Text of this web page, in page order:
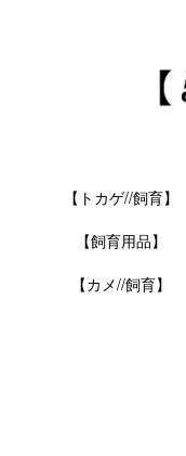
【トカゲ//飼育】
【飼育用品】
【カメ//飼育】